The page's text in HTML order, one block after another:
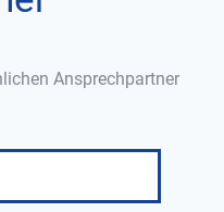
Ansprechpartner